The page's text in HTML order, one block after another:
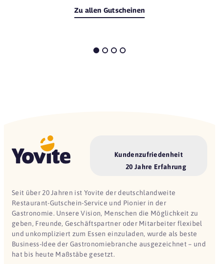
Zu allen Gutscheinen
Kundenzufriedenheit
20 Jahre Erfahrung
Seit über 20 Jahren ist Yovite der deutschlandweite
Restaurant-Gutschein-Service und Pionier in der
Gastronomie. Unsere Vision, Menschen die Möglichkeit zu
geben, Freunde, Geschäftspartner oder Mitarbeiter flexibel
und unkompliziert zum Essen einzuladen, wurde als beste
Business-Idee der Gastronomiebranche ausgezeichnet – und
hat bis heute Maßstäbe gesetzt.